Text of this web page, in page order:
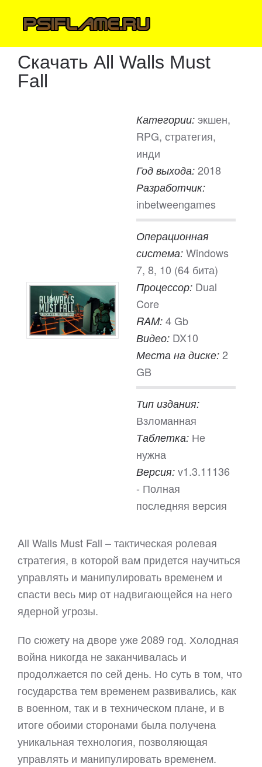
Скачать All Walls Must
Fall
Категории: экшен,
RPG, стратегия,
инди
Год выхода: 2018
Разработчик:
inbetweengames
Операционная
система: Windows
7, 8, 10 (64 бита)
Процессор: Dual
Core
RAM: 4 Gb
Видео: DX10
Места на диске: 2
GB
Тип издания:
Взломанная
Таблетка: Не
нужна
Версия: v1.3.11136
- Полная
последняя версия
All Walls Must Fall – тактическая ролевая
стратегия, в которой вам придется научиться
управлять и манипулировать временем и
спасти весь мир от надвигающейся на него
ядерной угрозы.
По сюжету на дворе уже 2089 год. Холодная
война никогда не заканчивалась и
продолжается по сей день. Но суть в том, что
государства тем временем развивались, как
в военном, так и в техническом плане, и в
итоге обоими сторонами была получена
уникальная технология, позволяющая
управлять и манипулировать временем.